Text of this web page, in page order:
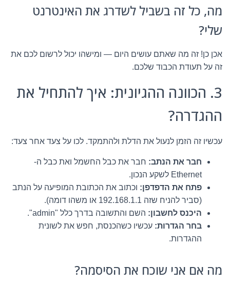
מה, כל זה בשביל לשדרג את האינטרנט
שלי?
אכן כן! זה מה שאתם עושים היום — ומישהו יכול לרשום לכם את
זה על תעודת הכבוד שלכם.
3. הכוונה ההגיונית: איך להתחיל את
ההגדרה?
עכשיו זה הזמן לנעול את הדלת ולהתמקד. לכו על צעד אחר צעד:
חבר את הנתב: חבר את כבל החשמל ואת כבל ה-
Ethernet לשקע הנכון.
פתח את הדפדפן: וכתוב את הכתובת המופיעה על הנתב
(סביר להניח שזה 192.168.1.1 או משהו דומה).
היכנס לחשבון: השם והתשובה בדרך כלל "admin".
בחר הגדרות: עכשיו כשהכנסת, חפש את לשונית
ההגדרות.
מה אם אני שוכח את הסיסמה?